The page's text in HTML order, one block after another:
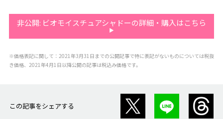
非公開: ビオモイスチュアシャドーの詳細・購入はこちら
※価格表記に関して：2021年3月31日までの公開記事で特に表記がないものについては税抜
き価格、2021年4月1日以降公開の記事は税込み価格です。
この記事をシェアする